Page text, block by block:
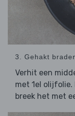
3. Gehakt
Verhit een
met 1el olijfolie.
breek het met